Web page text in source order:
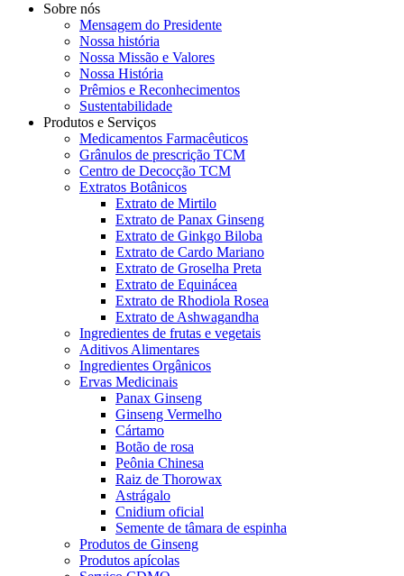
Sobre nós
Mensagem do Presidente
Nossa história
Nossa Missão e Valores
Nossa História
Prêmios e Reconhecimentos
Sustentabilidade
Produtos e Serviços
Medicamentos Farmacêuticos
Grânulos de prescrição TCM
Centro de Decocção TCM
Extratos Botânicos
Extrato de Mirtilo
Extrato de Panax Ginseng
Extrato de Ginkgo Biloba
Extrato de Cardo Mariano
Extrato de Groselha Preta
Extrato de Equinácea
Extrato de Rhodiola Rosea
Extrato de Ashwagandha
Ingredientes de frutas e vegetais
Aditivos Alimentares
Ingredientes Orgânicos
Ervas Medicinais
Panax Ginseng
Ginseng Vermelho
Cártamo
Botão de rosa
Peônia Chinesa
Raiz de Thorowax
Astrágalo
Cnidium oficial
Semente de tâmara de espinha
Produtos de Ginseng
Produtos apícolas